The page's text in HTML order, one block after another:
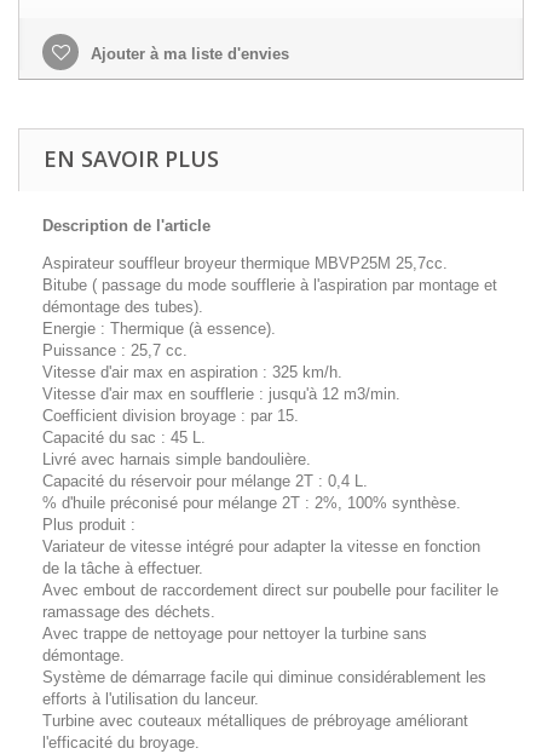
Ajouter à ma liste d'envies
EN SAVOIR PLUS
Description de l'article
Aspirateur souffleur broyeur thermique MBVP25M 25,7cc.
Bitube ( passage du mode soufflerie à l'aspiration par montage et
démontage des tubes).
Energie : Thermique (à essence).
Puissance : 25,7 cc.
Vitesse d'air max en aspiration : 325 km/h.
Vitesse d'air max en soufflerie : jusqu'à 12 m3/min.
Coefficient division broyage : par 15.
Capacité du sac : 45 L.
Livré avec harnais simple bandoulière.
Capacité du réservoir pour mélange 2T : 0,4 L.
% d'huile préconisé pour mélange 2T : 2%, 100% synthèse.
Plus produit :
Variateur de vitesse intégré pour adapter la vitesse en fonction
de la tâche à effectuer.
Avec embout de raccordement direct sur poubelle pour faciliter le
ramassage des déchets.
Avec trappe de nettoyage pour nettoyer la turbine sans
démontage.
Système de démarrage facile qui diminue considérablement les
efforts à l'utilisation du lanceur.
Turbine avec couteaux métalliques de prébroyage améliorant
l'efficacité du broyage.